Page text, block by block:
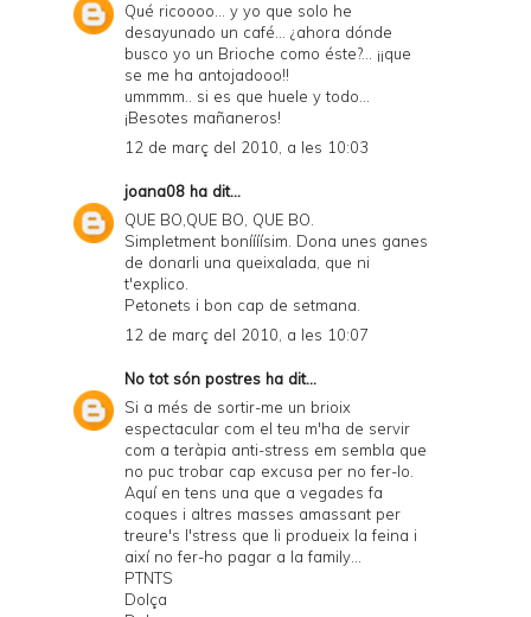
Qué ricoooo... y yo que solo he
desayunado un café... ¿ahora dónde
busco yo un Brioche como éste?... ¡¡que
se me ha antojadooo!!
ummmm.. si es que huele y todo...
¡Besotes mañaneros!
12 de març del 2010, a les 10:03
joana08 ha dit...
QUE BO,QUE BO, QUE BO.
Simpletment boníííísim. Dona unes ganes
de donarli una queixalada, que ni
t'explico.
Petonets i bon cap de setmana.
12 de març del 2010, a les 10:07
No tot són postres ha dit...
Si a més de sortir-me un brioix
espectacular com el teu m'ha de servir
com a teràpia anti-stress em sembla que
no puc trobar cap excusa per no fer-lo.
Aquí en tens una que a vegades fa
coques i altres masses amassant per
treure's l'stress que li produeix la feina i
així no fer-ho pagar a la family...
PTNTS
Dolça